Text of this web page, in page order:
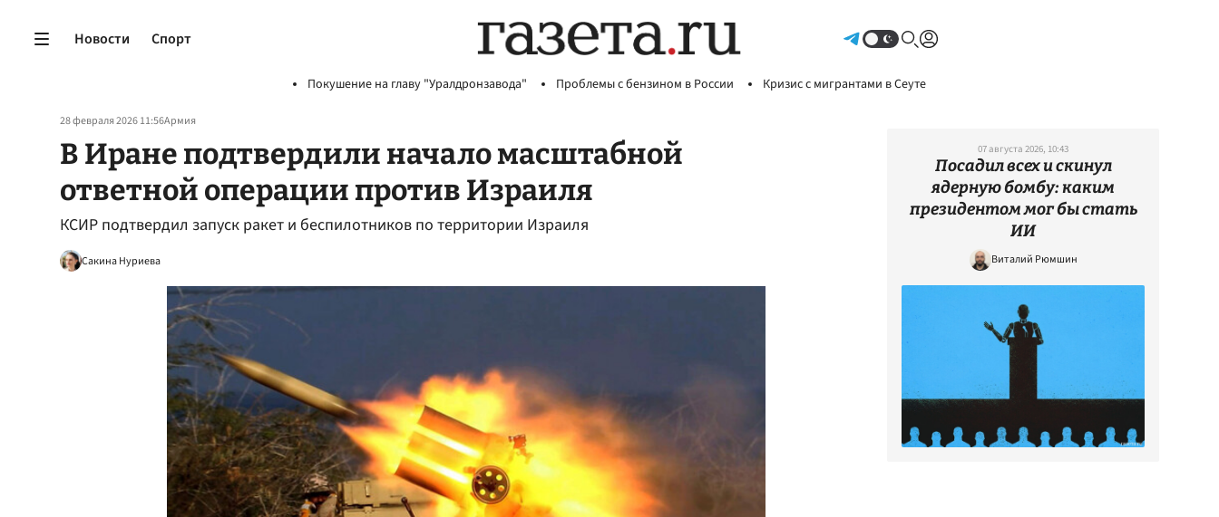
Новости Спорт
Покушение на главу "Уралдронзавода" Проблемы с бензином в России Кризис с мигрантами в Сеуте
28 февраля 2026 11:56Армия
В Иране подтвердили начало масштабной
ответной операции против Израиля
КСИР подтвердил запуск ракет и беспилотников по территории Израиля
Сакина Нуриева
07 августа 2026, 10:43
Посадил всех и скинул
ядерную бомбу: каким
президентом мог бы стать
ИИ
Виталий Рюмшин